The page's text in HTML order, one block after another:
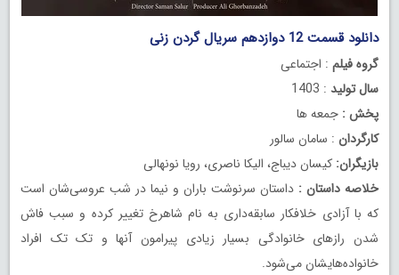
دانلود قسمت 12 دوازدهم سریال گردن زنی
گروه فیلم : اجتماعی
سال تولید : 1403
پخش : جمعه ها
کارگردان : سامان سالور
بازیگران: کیسان دیباج، الیکا ناصری، رویا نونهالی
خلاصه داستان : داستان سرنوشت باران و نیما در شب عروسی‌شان است
که با آزادی خلافکار سابقه‌داری به نام شاهرخ تغییر کرده و سبب فاش
شدن رازهای خانوادگی بسیار زیادی پیرامون آنها و تک تک افراد
خانواده‌هایشان می‌شود.